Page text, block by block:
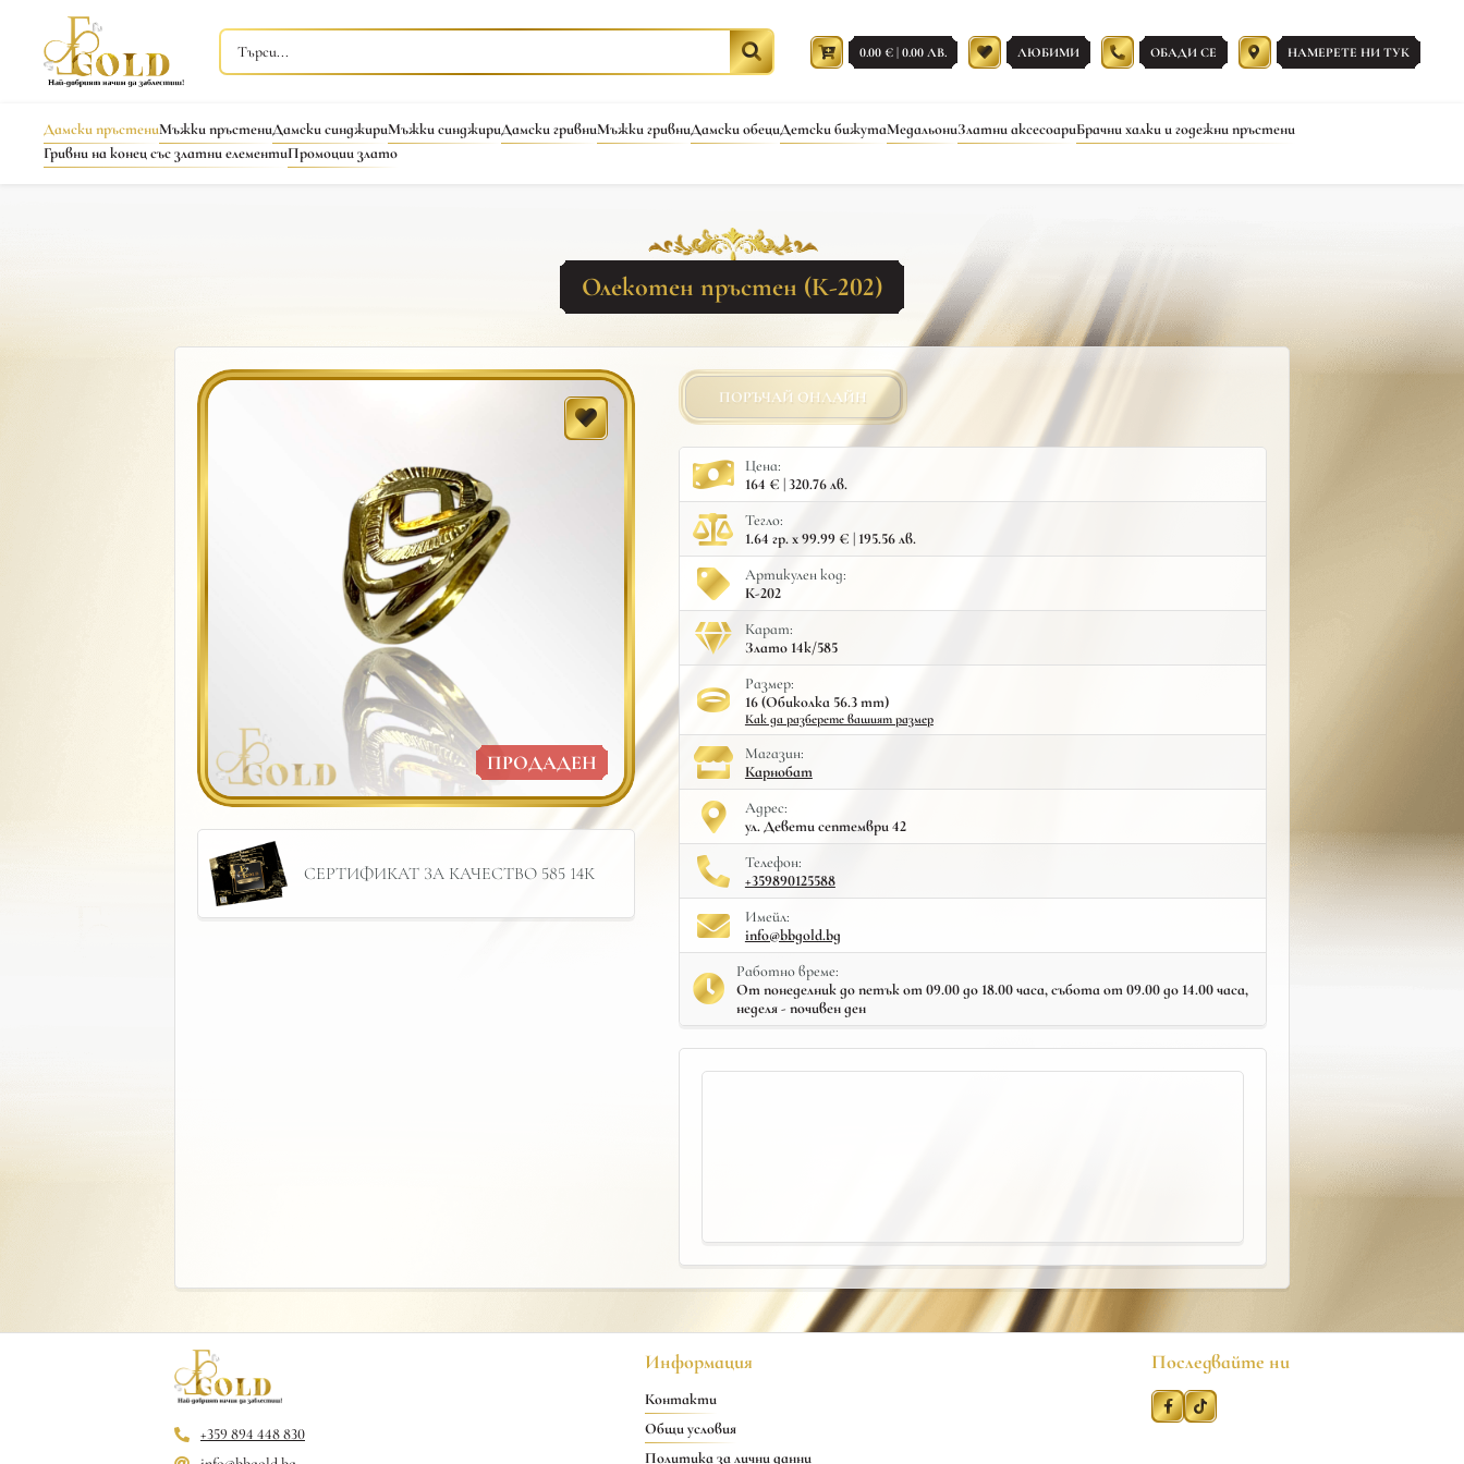
0.00 € | 0.00 ЛВ. ЛЮБИМИ ОБАДИ СЕ НАМЕРЕТЕ НИ ТУК
Дамски пръстениМъжки пръстениДамски синджириМъжки синджириДамски гривниМъжки гривниДамски обециДетски бижутаМедальониЗлатни аксесоариБрачни халки и годежни пръстени
Гривни на конец със златни елементиПромоции злато
Олекотен пръстен (К-202)
ПРОДАДЕН
СЕРТИФИКАТ ЗА КАЧЕСТВО 585 14К
ПОРЪЧАЙ ОНЛАЙН
Цена:
164 € | 320.76 лв.
Тегло:
1.64 гр. x 99.99 € | 195.56 лв.
Артикулен код:
К-202
Карат:
Злато 14к/585
Размер:
16 (Обиколка 56.3 mm)
Как да разберете вашият размер
Mагазин:
Карнобат
Адрес:
ул. Девети септември 42
Телефон:
+359890125588
Имейл:
info@bbgold.bg
Работно време:
От понеделник до петък от 09.00 до 18.00 часа, събота от 09.00 до 14.00 часа,
неделя - почивен ден
+359 894 448 830
Информация
Контакти
Общи условия
Политика за лични данни
Последвайте ни